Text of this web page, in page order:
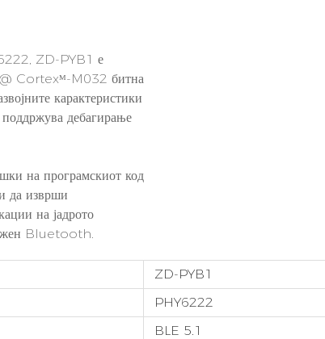
ZD-PYB1 е
Cortexᴹ-M032 битна
карактеристики
дебагирање
на програмскиот код
да изврши
на јадрото
Bluetooth.
ZD-PYB1
PHY6222
BLE 5.1